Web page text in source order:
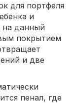
для портфеля
и
на данный
покрытием
и две
пенал, где